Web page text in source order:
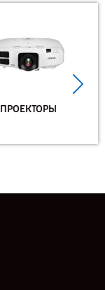
ПРОЕКТОРЫ